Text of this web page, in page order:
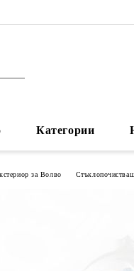
Категории
за Волво